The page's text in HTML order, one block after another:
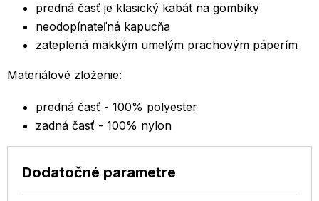
predná časť je klasický kabát na gombíky
neodopínateľná kapucňa
zateplená mäkkým umelým prachovým páperím
Materiálové zloženie:
predná časť - 100% polyester
zadná časť - 100% nylon
Dodatočné parametre